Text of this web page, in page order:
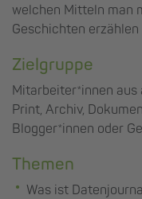
welchen Mitteln man
Geschichten erzählen
Zielgruppe
Mitarbeiter*innen aus
Print, Archiv,
Blogger*innen oder
Themen
Was ist